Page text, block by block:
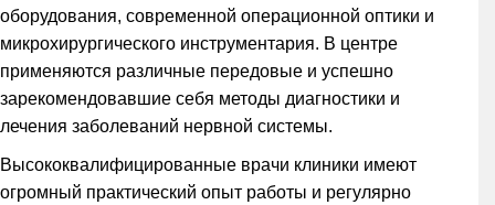
оборудования, современной операционной оптики и
микрохирургического инструментария. В центре
применяются различные передовые и успешно
зарекомендовавшие себя методы диагностики и
лечения заболеваний нервной системы.
Высококвалифицированные врачи клиники имеют
огромный практический опыт работы и регулярно